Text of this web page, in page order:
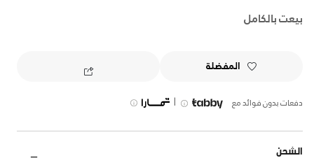
بيعت بالكامل
المفضلة
دفعات بدون فوائد مع |
الشحن